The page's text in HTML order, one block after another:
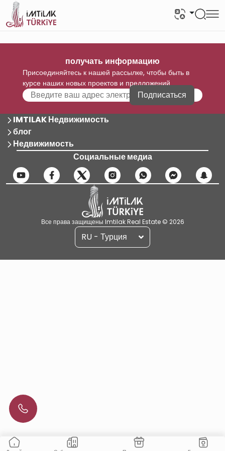
получать информацию
Присоединяйтесь к нашей рассылке, чтобы быть в
курсе наших новых проектов и предложений
Подписаться
IMTILAK Недвижимость
блог
Недвижимость
Социальные медиа
Все права защищены Imtilak Real Estate © 2026
RU - Турция